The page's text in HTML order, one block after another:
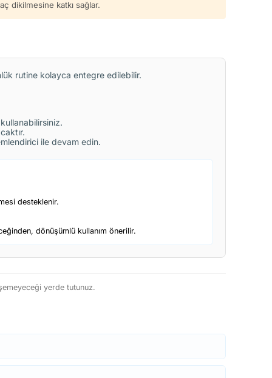
dikilmesine katkı sağlar.
rutine kolayca entegre edilebilir.
ile devam edin.
desteklenir.
dönüşümlü kullanım önerilir.
yerde tutunuz.